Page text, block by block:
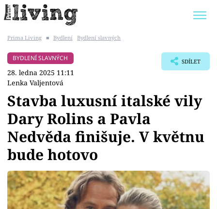
BYDLENÍ SLAVNÝCH
Témata
Bydlení
Zahrada
Design
Prima Living ■ Bydlení Bydlení slavných
BYDLENÍ SLAVNÝCH
28. ledna 2025 11:11
Lenka Valjentová
SDÍLET
Stavba luxusní italské vily
Dary Rolins a Pavla
Nedvěda finišuje. V květnu
bude hotovo